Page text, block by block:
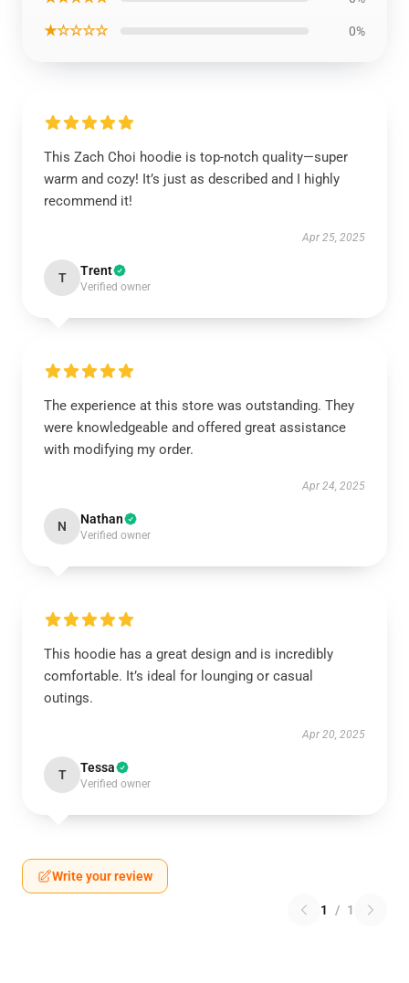
★☆☆☆☆ 0%
This Zach Choi hoodie is top-notch quality—super
warm and cozy! It’s just as described and I highly
recommend it!
Apr 25, 2025
T Trent
Verified owner
The experience at this store was outstanding. They
were knowledgeable and offered great assistance
with modifying my order.
Apr 24, 2025
N Nathan
Verified owner
This hoodie has a great design and is incredibly
comfortable. It’s ideal for lounging or casual
outings.
Apr 20, 2025
T Tessa
Verified owner
Write your review
1 / 1